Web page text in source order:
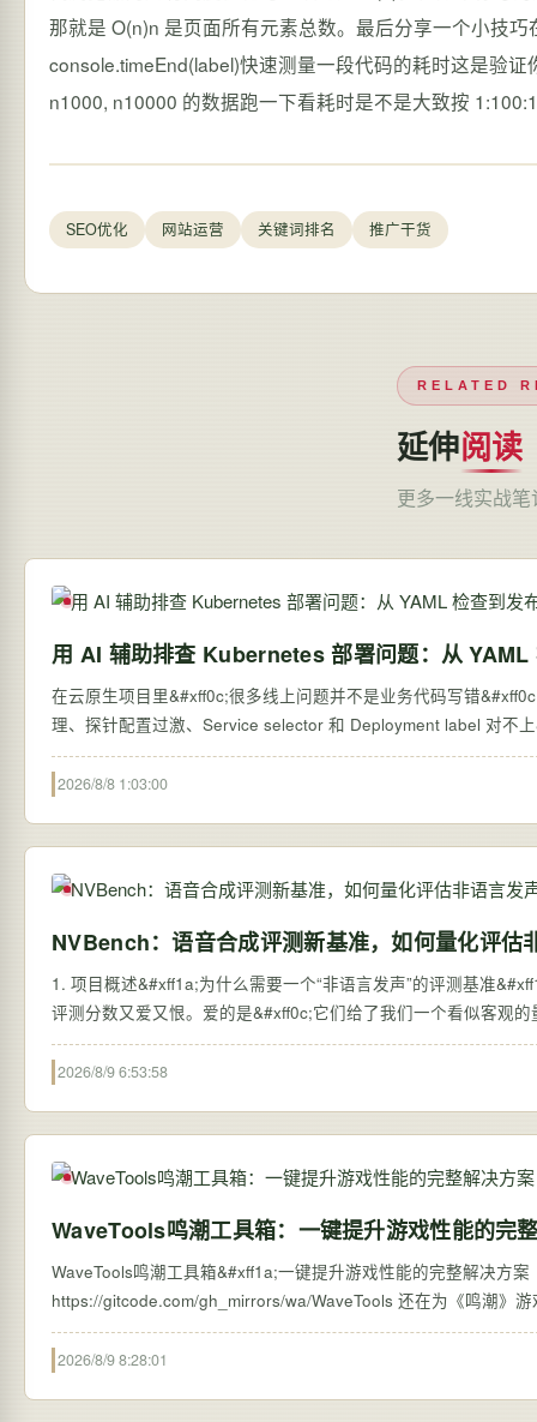
SEO优化 网站运营 关键词排名 推广干货
RELATED
延伸阅读
更多一线实战
用 AI 辅助排查 Kubernetes 部署问题：从 YAML
在云原生项目里&#xff0c;很多线上问题并不是业务代码写错
理、探针配置过激、Service selector 和 Deployment label 对不
2026/8/8 1:03:00
NVBench：语音合成评测新基准，如何量化评估
1. 项目概述&#xff1a;为什么需要一个“非语言发声”的评测基准
评测分数又爱又恨。爱的是&#xff0c;它们给了我们一个看似客观
2026/8/9 6:53:58
WaveTools鸣潮工具箱：一键提升游戏性能的完
WaveTools鸣潮工具箱&#xff1a;一键提升游戏性能的完整解决方案 【
https://gitcode.com/
2026/8/9 8:28:01